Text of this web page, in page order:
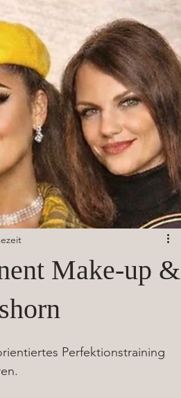
Make-up &
Perfektionstraining